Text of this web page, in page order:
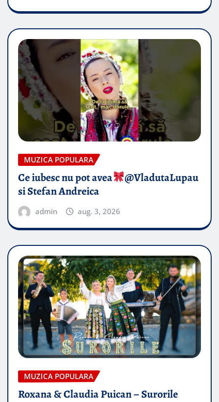
MUZICA POPULARA
Ce iubesc nu pot avea
​@VladutaLupau
si Stefan Andreica
admin aug. 3, 2026
MUZICA POPULARA
Roxana & Claudia Puican – Surorile